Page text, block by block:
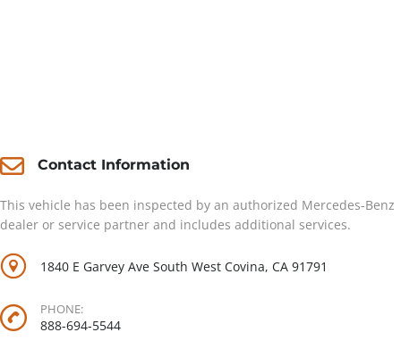
Contact Information
This vehicle has been inspected by an authorized Mercedes-Benz
dealer or service partner and includes additional services.
1840 E Garvey Ave South West Covina, CA 91791
PHONE:
888-694-5544